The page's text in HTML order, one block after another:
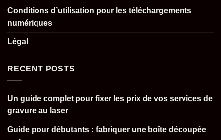
Conditions d’utilisation pour les téléchargements
numériques
Légal
RECENT POSTS
Un guide complet pour fixer les prix de vos services de
gravure au laser
Guide pour débutants : fabriquer une boîte découpée